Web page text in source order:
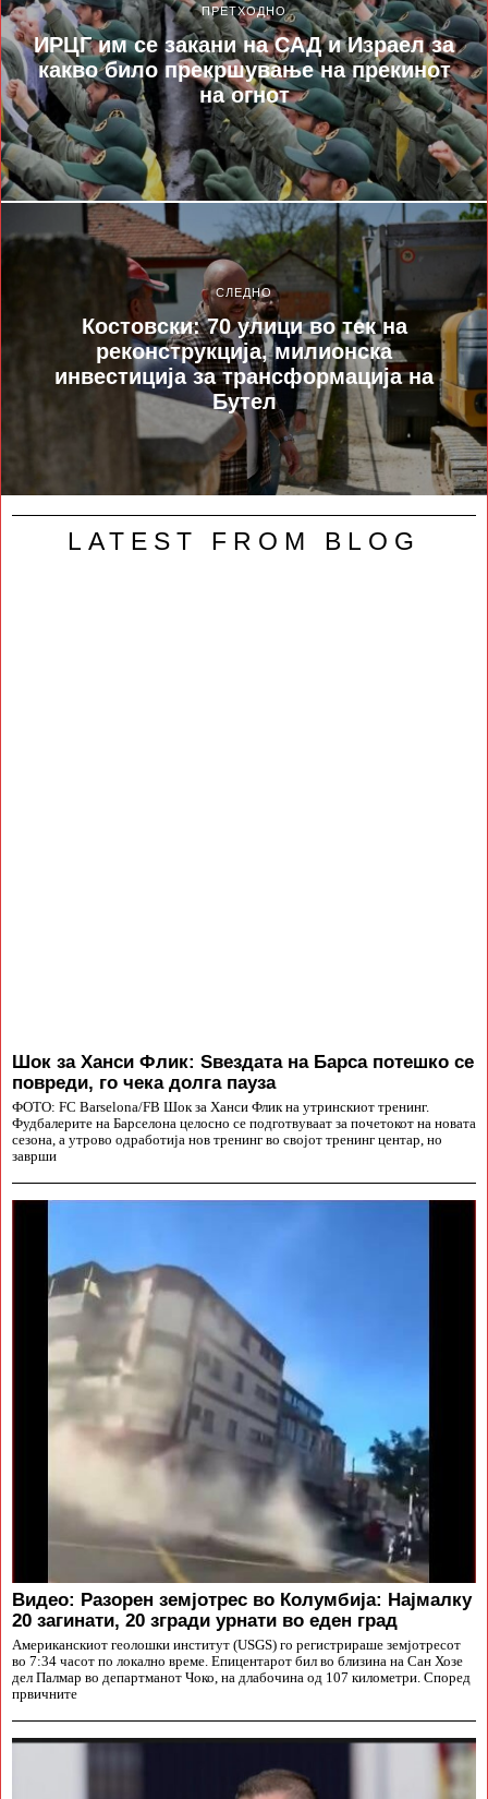
ПРЕТХОДНО
ИРЦГ им се закани на САД и Израел за
какво било прекршување на прекинот
на огнот
СЛЕДНО
Костовски: 70 улици во тек на
реконструкција, милионска
инвестиција за трансформација на
Бутел
LATEST FROM BLOG
Шок за Ханси Флик: Ѕвездата на Барса потешко се
повреди, го чека долга пауза
ФОТО: FC Barselona/FB Шок за Ханси Флик на утринскиот тренинг.
Фудбалерите на Барселона целосно се подготвуваат за почетокот на новата
сезона, а утрово одработија нов тренинг во својот тренинг центар, но
заврши
Видео: Разорен земјотрес во Колумбија: Најмалку
20 загинати, 20 згради урнати во еден град
Американскиот геолошки институт (USGS) го регистрираше земјотресот
во 7:34 часот по локално време. Епицентарот бил во близина на Сан Хозе
дел Палмар во департманот Чоко, на длабочина од 107 километри. Според
првичните